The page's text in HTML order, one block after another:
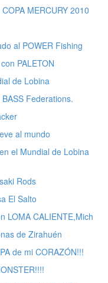
MERCURY 2010
al POWER Fishing
PALETON
de Lobina
Federations.
al mundo
el Mundial de Lobina
Rods
El Salto
LOMA CALIENTE,Mich
de Zirahuén
de mi CORAZÓN!!!